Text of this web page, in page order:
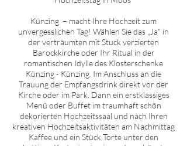
Künzing – macht Ihre Hochzeit zum
unvergesslichen Tag! Wählen Sie das „Ja“ in
der verträumten mit Stuck verzierten
Barockkirche oder Ihr Ritual in der
romantischen Idylle des Klosterschenke
Künzing- Künzing . Im Anschluss an die
Trauung der Empfangsdrink direkt vor der
Kirche oder im Park. Dann ein erstklassiges
Menü oder Buffet im traumhaft schön
dekorierten Hochzeitssaal und nach Ihren
kreativen Hochzeitsaktivitäten am Nachmittag
Kaffee und ein Stück Torte unter den